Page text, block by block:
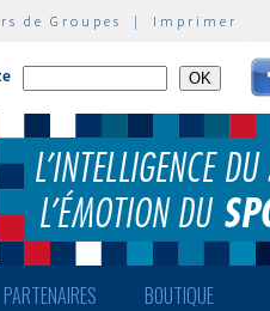
de Groupes | Imprimer
PARTENAIRES BOUTIQUE